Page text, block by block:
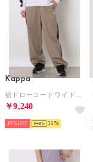
Kappa
￥9,240
30% 15